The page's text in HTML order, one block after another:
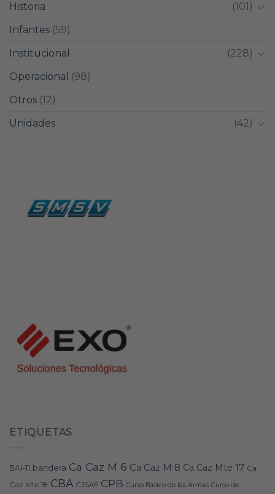
Historia
(101)
Infantes (59)
Institucional
(228)
Operacional
(98)
Otros (12)
Unidades
(42)
ETIQUETAS
BAI-11 bandera Ca Caz M 6 Ca Caz M 8 Ca Caz Mte 17 Ca
Caz Mte 18 CBA CJSAE CPB Curso Básico de las Armas Curso de